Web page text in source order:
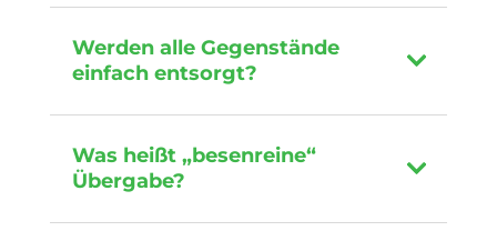
Werden alle Gegenstände
einfach entsorgt?
Was heißt „besenreine“
Übergabe?